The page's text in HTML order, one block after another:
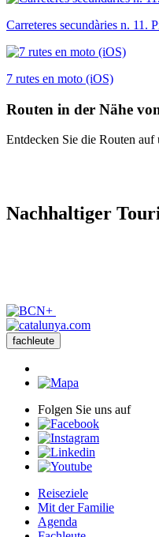
Carreteres secundàries n. 11.
7 rutes en moto (iOS)
Routen in der Nähe
Entdecken Sie die Routen
Nachhaltiger
fachleute
Folgen Sie uns auf
Reiseziele
Mit der Familie
Agenda